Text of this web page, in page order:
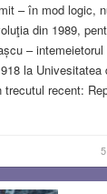
– în mod logic,
din 1989,
–
la Univesitatea
trecutul recent: